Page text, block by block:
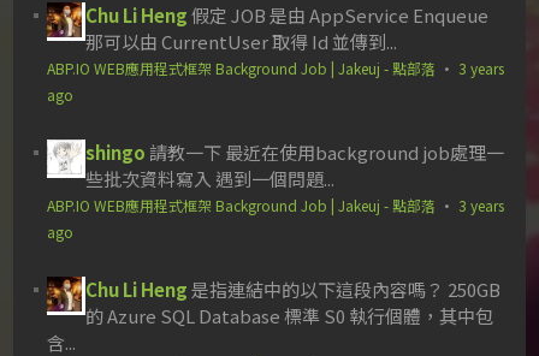
Chu Li Heng 假定 JOB 是由 AppService Enqueue
那可以由 CurrentUser 取得 Id 並傳到...
ABP.IO WEB應用程式框架 Background Job | Jakeuj - 點部落 · 3 years
ago
shingo 請教一下 最近在使用background job處理一
些批次資料寫入 遇到一個問題...
ABP.IO WEB應用程式框架 Background Job | Jakeuj - 點部落 · 3 years
ago
Chu Li Heng 是指連結中的以下這段內容嗎？ 250GB
的 Azure SQL Database 標準 S0 執行個體，其中包
含...